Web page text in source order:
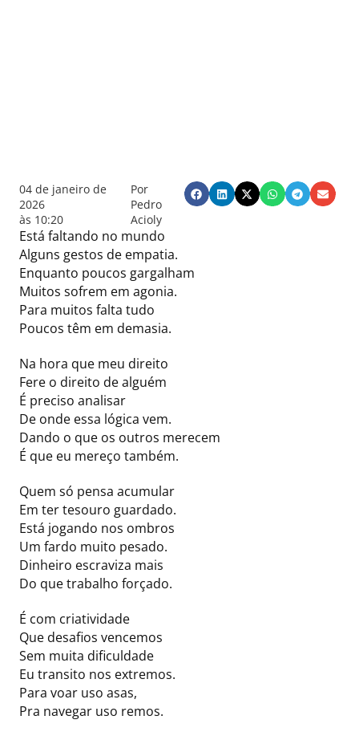
04 de janeiro de
2026
às 10:20
Por
Pedro
Acioly
Está faltando no mundo
Alguns gestos de empatia.
Enquanto poucos gargalham
Muitos sofrem em agonia.
Para muitos falta tudo
Poucos têm em demasia.
Na hora que meu direito
Fere o direito de alguém
É preciso analisar
De onde essa lógica vem.
Dando o que os outros merecem
É que eu mereço também.
Quem só pensa acumular
Em ter tesouro guardado.
Está jogando nos ombros
Um fardo muito pesado.
Dinheiro escraviza mais
Do que trabalho forçado.
É com criatividade
Que desafios vencemos
Sem muita dificuldade
Eu transito nos extremos.
Para voar uso asas,
Pra navegar uso remos.